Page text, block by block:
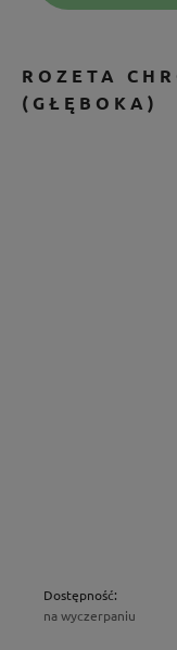
ROZETA
(GŁĘBOKA)
Dostępność:
na wyczerpaniu